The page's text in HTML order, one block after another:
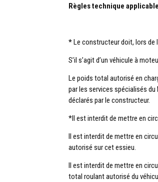
Règles technique
*Le constructeur doit, lors de
S’il s’agit d’un véhicule à
Le poids total autorisé en
par les services spécialisés
déclarés par le constructeur.
*Il est interdit de mettre en
Il est interdit de mettre en
autorisé sur cet essieu.
Il est interdit de mettre en
total roulant autorisé du